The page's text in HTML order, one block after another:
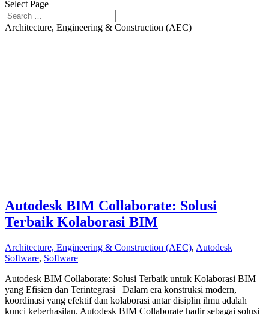
Select Page
Architecture, Engineering & Construction (AEC)
Autodesk BIM Collaborate: Solusi
Terbaik Kolaborasi BIM
Architecture, Engineering & Construction (AEC), Autodesk
Software, Software
Autodesk BIM Collaborate: Solusi Terbaik untuk Kolaborasi BIM
yang Efisien dan Terintegrasi Dalam era konstruksi modern,
koordinasi yang efektif dan kolaborasi antar disiplin ilmu adalah
kunci keberhasilan. Autodesk BIM Collaborate hadir sebagai solusi